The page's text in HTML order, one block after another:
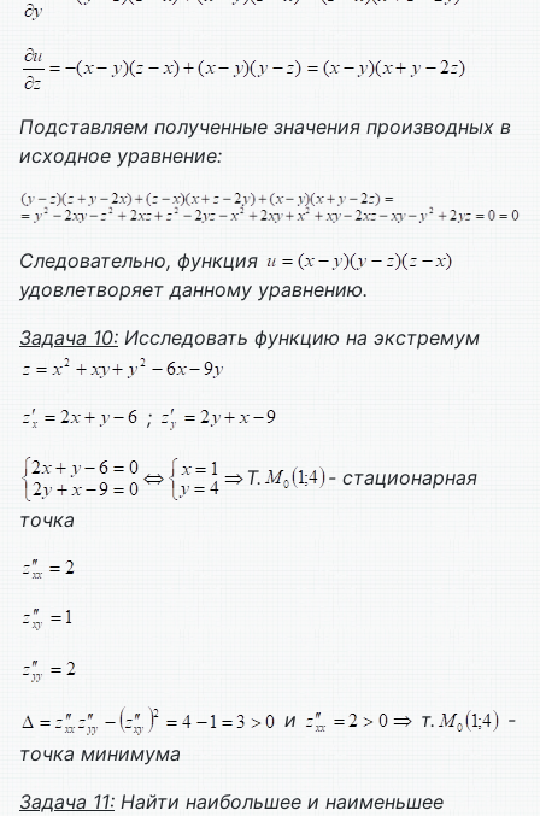
Подставляем полученные значения производных в
исходное уравнение:
Следовательно, функция
удовлетворяет данному уравнению.
Задача 10: Исследовать функцию на экстремум
;
Т.
- стационарная
точка
и т.
-
точка минимума
Задача 11: Найти наибольшее и наименьшее